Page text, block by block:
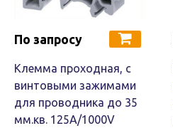
По запросу
Клемма проходная, c
винтовыми зажимами
для проводника до 35
мм.кв. 125A/1000V